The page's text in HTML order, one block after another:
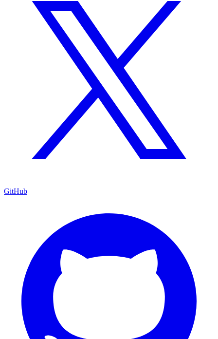
GitHub